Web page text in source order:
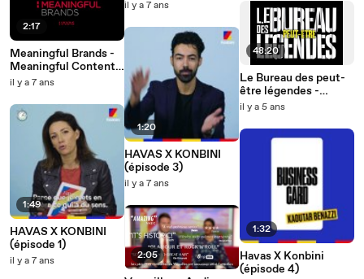
2:17
Meaningful Brands -
Meaningful Contents
- Havas x Brut.
il y a 7 ans
1:49
HAVAS X KONBINI
(épisode 1)
il y a 7 ans
il y a 7 ans
1:20
HAVAS X KONBINI
(épisode 3)
il y a 7 ans
2:05
48:20
Le Bureau des peut-
être légendes -
Vendredi 2 juillet à
il y a 5 ans
1:32
Havas X Konbini
(épisode 4)